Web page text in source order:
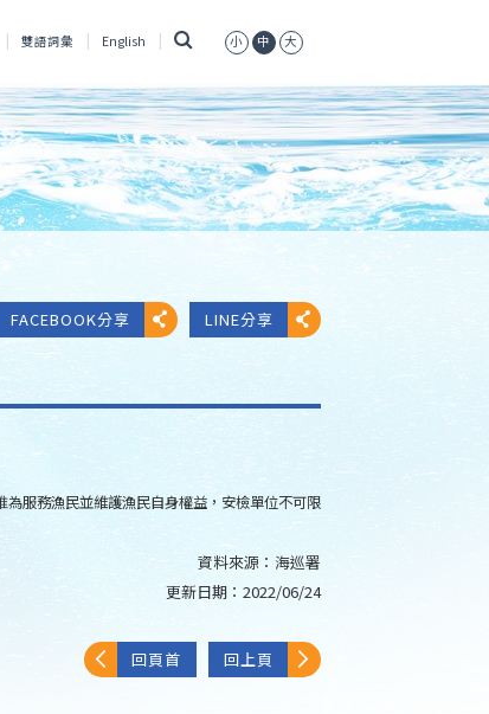
雙語詞彙 English 小 中 大
FACEBOOK分享 LINE分享
服務漁民並維護漁民自身權益，安檢單位不可限
資料來源： 海巡署
更新日期： 2022/06/24
回頁首 回上頁